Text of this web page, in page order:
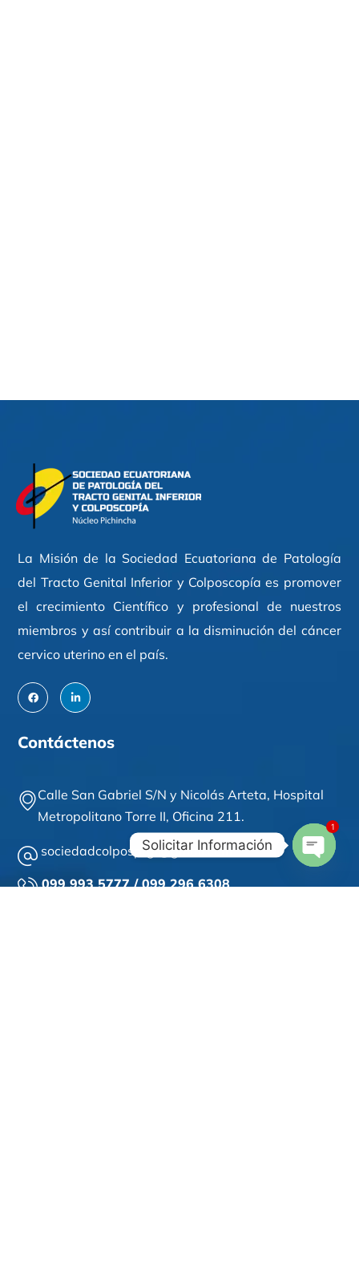
La Misión de la Sociedad Ecuatoriana de Patología
del Tracto Genital Inferior y Colposcopía es promover
el crecimiento Científico y profesional de nuestros
miembros y así contribuir a la disminución del cáncer
cervico uterino en el país.
Contáctenos
Calle San Gabriel S/N y Nicolás Arteta, Hospital
Metropolitano Torre II, Oficina 211.
sociedadcolposptgi@gmail.com
099 993 5777 / 099 296 6308
Solicitar Información
1